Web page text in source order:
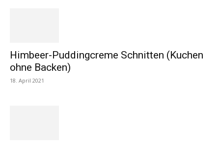
Himbeer-Puddingcreme Schnitten (Kuchen
ohne Backen)
18. April 2021